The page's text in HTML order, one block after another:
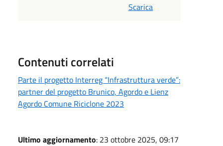
Scarica
Contenuti correlati
Parte il progetto Interreg “Infrastruttura verde”:
partner del progetto Brunico, Agordo e Lienz
Agordo Comune Riciclone 2023
Ultimo aggiornamento: 23 ottobre 2025, 09:17